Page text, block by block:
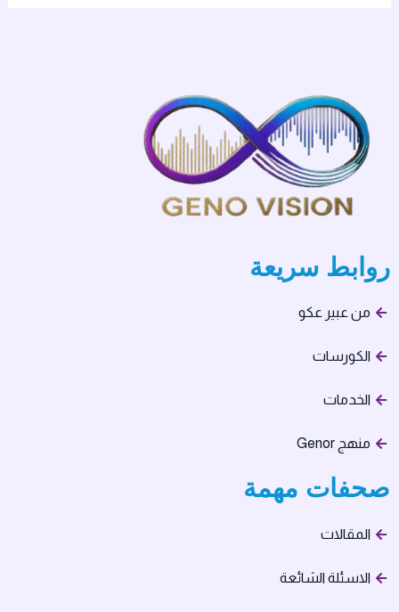
روابط سريعة
من عبير عكو
الكورسات
الخدمات
منهج Genor
صحفات مهمة​
المقالات
الاسئلة الشائعة